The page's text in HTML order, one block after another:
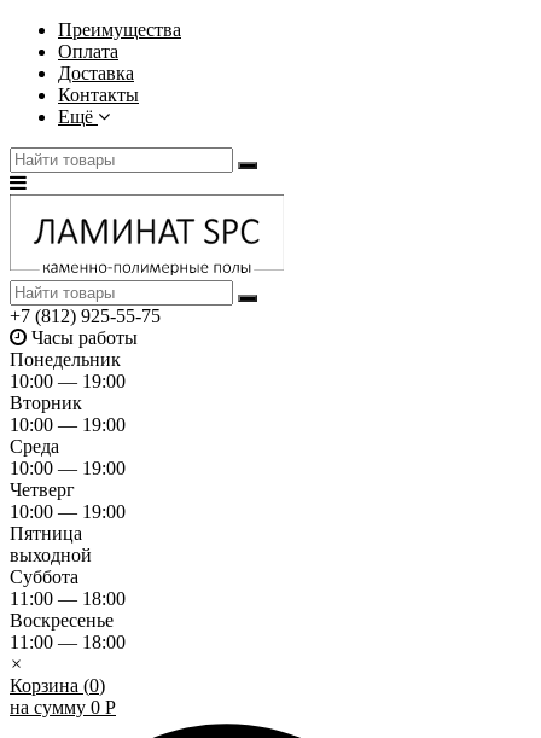
Преимущества
Оплата
Доставка
Контакты
Ещё
+7 (812) 925-55-75
Часы работы
Понедельник
10:00 — 19:00
Вторник
10:00 — 19:00
Среда
10:00 — 19:00
Четверг
10:00 — 19:00
Пятница
выходной
Суббота
11:00 — 18:00
Воскресенье
11:00 — 18:00
×
Корзина (0)
на сумму 0 Р